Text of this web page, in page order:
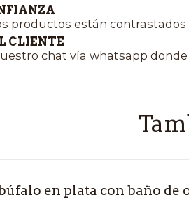
productos están
CLIENTE
chat vía whatsapp
en plata con baño de